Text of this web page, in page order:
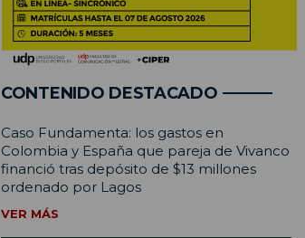
CONTENIDO DESTACADO
Caso Fundamenta: los gastos en
Colombia y España que pareja de Vivanco
financió tras depósito de $13 millones
ordenado por Lagos
VER MÁS